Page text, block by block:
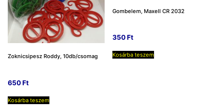
Zoknicsipesz Roddy, 10db/csomag
650Ft
Kosárba teszem
Gombelem, Maxell CR 2032
350Ft
Kosárba teszem